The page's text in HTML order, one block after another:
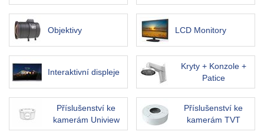
Objektivy LCD Monitory
Interaktivní displeje
Kryty + Konzole +
Patice
Příslušenství ke
kamerám Uniview
Příslušenství ke
kamerám TVT